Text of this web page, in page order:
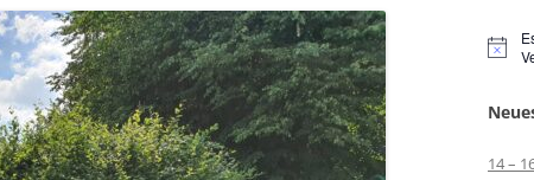
14 –